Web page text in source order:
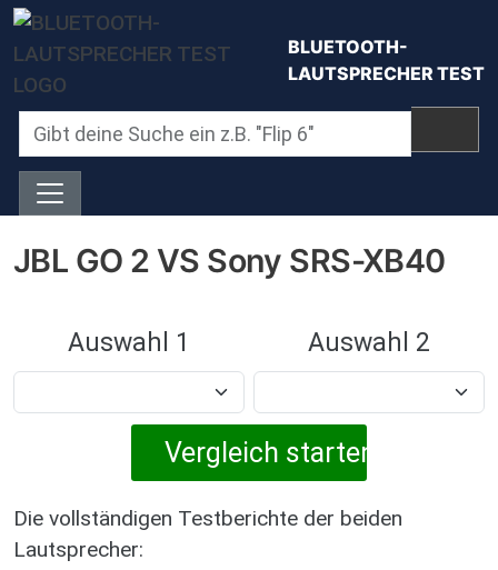
Direkt zum Inhalt
BLUETOOTH-
LAUTSPRECHER TEST
JBL GO 2 VS Sony SRS-XB40
Auswahl 1 Auswahl 2
Die vollständigen Testberichte der beiden
Lautsprecher: